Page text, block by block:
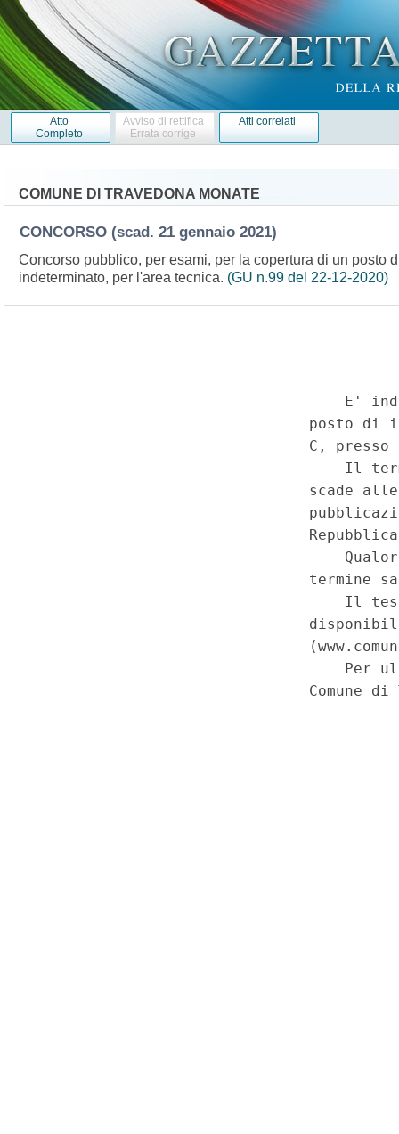
Atto
Completo
Avviso di rettifica
Errata corrige
Atti correlati
COMUNE DI TRAVEDONA MONATE
CONCORSO (scad. 21 gennaio 2021)
Concorso pubblico, per esami, per la copertura di un posto
indeterminato, per l'area tecnica. (GU n.99 del 22-12-2020)